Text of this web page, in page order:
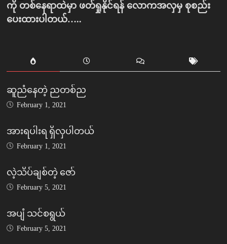
ကို တစ်နေရာထဲမှာ ဖတ်ရှုနိုင်ရန် လောကအလှမှ စုစည်း
ပေးထားပါတယ်…..
ဆူညံနေတဲ့ ညတစ်ည
February 1, 2021
အားရပါးရ ရှိလှပါတယ်
February 1, 2021
လဲ့သိပ်ချစ်တဲ့ ဇော်
February 5, 2021
အပျံ သင်စရွယ်
February 5, 2021